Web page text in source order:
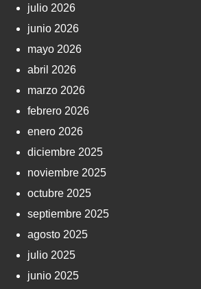
julio 2026
junio 2026
mayo 2026
abril 2026
marzo 2026
febrero 2026
enero 2026
diciembre 2025
noviembre 2025
octubre 2025
septiembre 2025
agosto 2025
julio 2025
junio 2025